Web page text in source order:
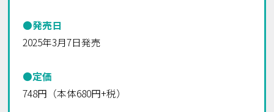
●発売日
2025年3月7日発売
●定価
748円（本体680円+税）